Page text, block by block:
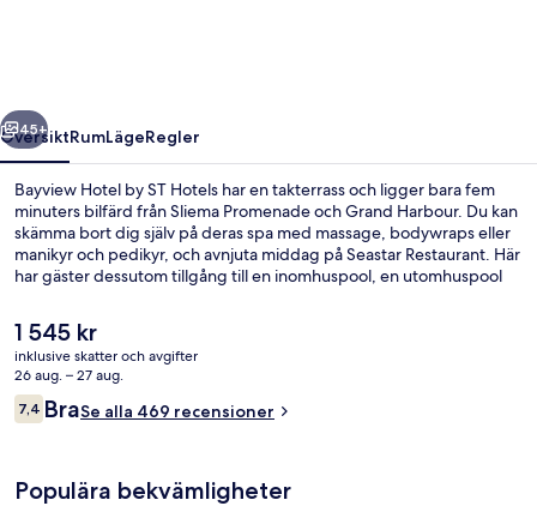
Nästa
45+
ÖversiktRumLägeRegler
Bayview Hotel by ST Hotels har en takterrass och ligger bara fem
minuters bilfärd från Sliema Promenade och Grand Harbour. Du kan
skämma bort dig själv på deras spa med massage, bodywraps eller
manikyr och pedikyr, och avnjuta middag på Seastar Restaurant. Här
har gäster dessutom tillgång till en inomhuspool, en utomhuspool
personalen och närheten till kollektivtrafik.
Det
nuvarande
priset
är
1 545 kr
1 545 kr
inklusive skatter och avgifter
26 aug. – 27 aug.
Recensioner
7,47,4 av 10,
BraSe alla 469 recensioner
Populära bekvämligheter